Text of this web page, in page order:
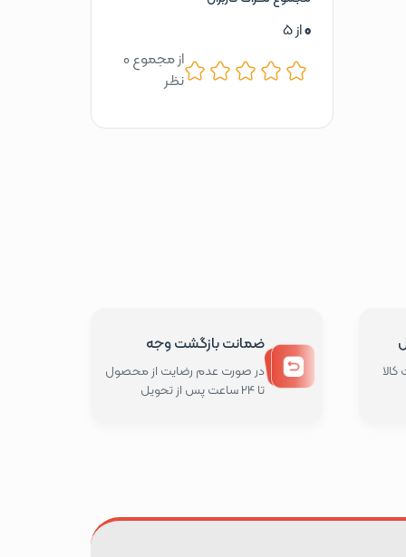
0از 5
از مجموع 0
نظر
ضمانت بازگشت وجه
در صورت عدم رضایت از محصول
تا 24 ساعت پس از تحویل